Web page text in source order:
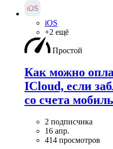
iOS
+2 ещё
Простой
Как можно
ICloud, если
со счета
2 подписчика
16 апр.
414 просмотров